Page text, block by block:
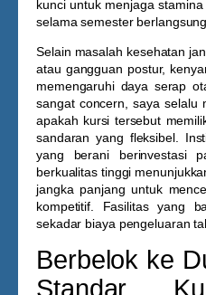
kunci untuk menjaga
selama semester berlangsung.
Selain masalah kesehatan
atau gangguan postur,
memengaruhi daya serap
sangat concern, saya selalu
apakah kursi tersebut
sandaran yang fleksibel.
yang berani berinvestasi
berkualitas tinggi
jangka panjang untuk
kompetitif. Fasilitas yang
sekadar biaya pengeluaran
Berbelok ke
Standar